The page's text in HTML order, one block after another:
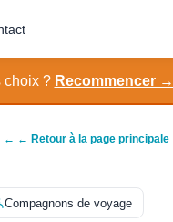
choix ? Recommencer →
← ← Retour à la page principale
Compagnons de voyage